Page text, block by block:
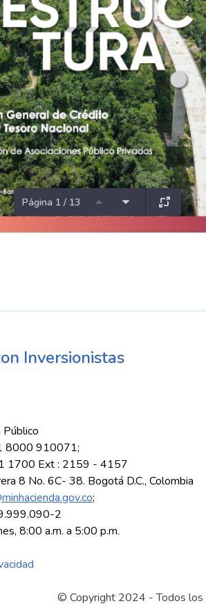
Página 1 / 13
Inversionistas
8000 910071;
1700 Ext : 2159 - 4157
8 No. 6C- 38. Bogotá D.C., Colombia
;
2
8:00 a.m. a 5:00 p.m.
© Copyright 2024 - Todos los